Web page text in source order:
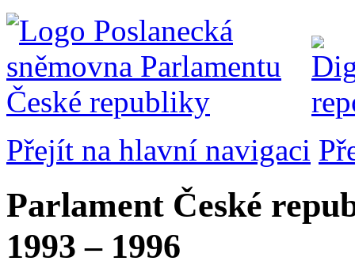
Přejít na hlavní navigaci
Parlament České
1993 – 1996